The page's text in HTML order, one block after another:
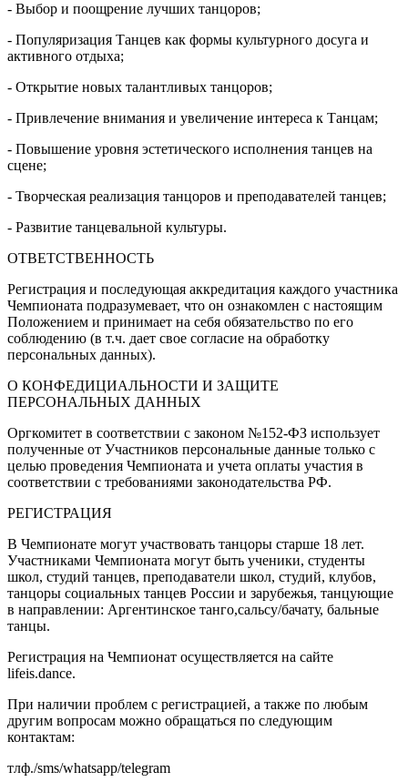
- Выбор и поощрение лучших танцоров;
- Популяризация Танцев как формы культурного досуга и
активного отдыха;
- Открытие новых талантливых танцоров;
- Привлечение внимания и увеличение интереса к Танцам;
- Повышение уровня эстетического исполнения танцев на
сцене;
- Творческая реализация танцоров и преподавателей танцев;
- Развитие танцевальной культуры.
ОТВЕТСТВЕННОСТЬ
Регистрация и последующая аккредитация каждого участника
Чемпионата подразумевает, что он ознакомлен с настоящим
Положением и принимает на себя обязательство по его
соблюдению (в т.ч. дает свое согласие на обработку
персональных данных).
О КОНФЕДИЦИАЛЬНОСТИ И ЗАЩИТЕ
ПЕРСОНАЛЬНЫХ ДАННЫХ
Оргкомитет в соответствии с законом №152-ФЗ использует
полученные от Участников персональные данные только с
целью проведения Чемпионата и учета оплаты участия в
соответствии с требованиями законодательства РФ.
РЕГИСТРАЦИЯ
В Чемпионате могут участвовать танцоры старше 18 лет.
Участниками Чемпионата могут быть ученики, студенты
школ, студий танцев, преподаватели школ, студий, клубов,
танцоры социальных танцев России и зарубежья, танцующие
в направлении: Аргентинское танго,сальсу/бачату, бальные
танцы.
Регистрация на Чемпионат осуществляется на сайте
lifeis.dance.
При наличии проблем с регистрацией, а также по любым
другим вопросам можно обращаться по следующим
контактам:
тлф./sms/whatsapp/telegram